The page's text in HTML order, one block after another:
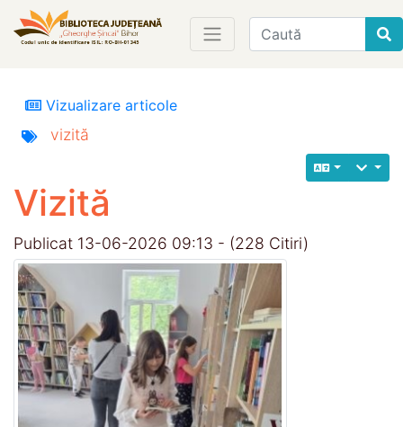
Find
Vizualizare articole
vizită
Vizită
Publicat 13-06-2026 09:13 - (228 Citiri)